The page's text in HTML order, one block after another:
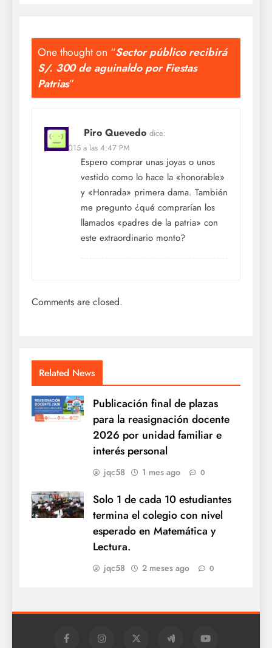
One thought on “Sector público recibirá
S/. 300 de aguinaldo por Fiestas
Patrias”
Piro Quevedo dice:
Jul 6, 2015 a las 4:47 PM
Espero comprar unas joyas o unos
vestido como lo hace la «honorable»
y «Honrada» primera dama. También
me pregunto ¿qué comprarían los
llamados «padres de la patria» con
este extraordinario monto?
Comments are closed.
Related News
Publicación final de plazas
para la reasignación docente
2026 por unidad familiar e
interés personal
jqc58 1 mes ago 0
Solo 1 de cada 10 estudiantes
termina el colegio con nivel
esperado en Matemática y
Lectura.
jqc58 2 meses ago 0